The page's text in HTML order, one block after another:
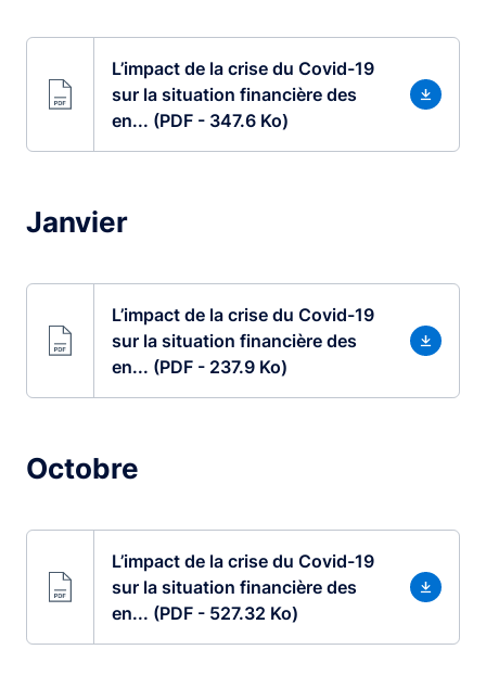
L’impact de la crise du Covid-19
sur la situation financière des
en... (PDF - 347.6 Ko)
Janvier
L’impact de la crise du Covid-19
sur la situation financière des
en... (PDF - 237.9 Ko)
Octobre
L’impact de la crise du Covid-19
sur la situation financière des
en... (PDF - 527.32 Ko)